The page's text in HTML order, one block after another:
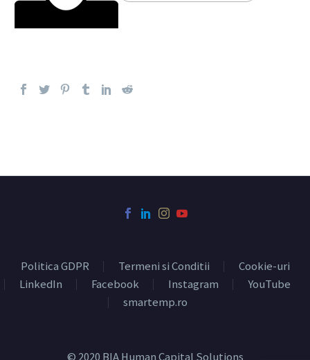
Politica GDPR Termeni si Conditii
Cookie-uri
LinkedIn
Facebook Instagram
YouTube
smartemp.ro
© 2020 BIA Human Capital Solutions